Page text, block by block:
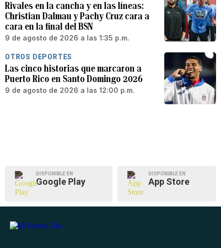
Rivales en la cancha y en las líneas:
Christian Dalmau y Pachy Cruz cara a
cara en la final del BSN
9 de agosto de 2026 a las 1:35 p.m.
OTROS DEPORTES
Las cinco historias que marcaron a
Puerto Rico en Santo Domingo 2026
9 de agosto de 2026 a las 12:00 p.m.
DISPONIBLE EN
Google Play
DISPONIBLE EN
App Store